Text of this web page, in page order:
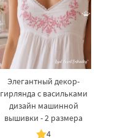
Элегантный декор-
гирлянда с васильками
дизайн машинной
вышивки - 2 размера
4